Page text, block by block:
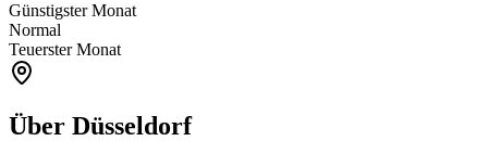
Günstigster Monat
Normal
Teuerster Monat
Über Düsseldorf